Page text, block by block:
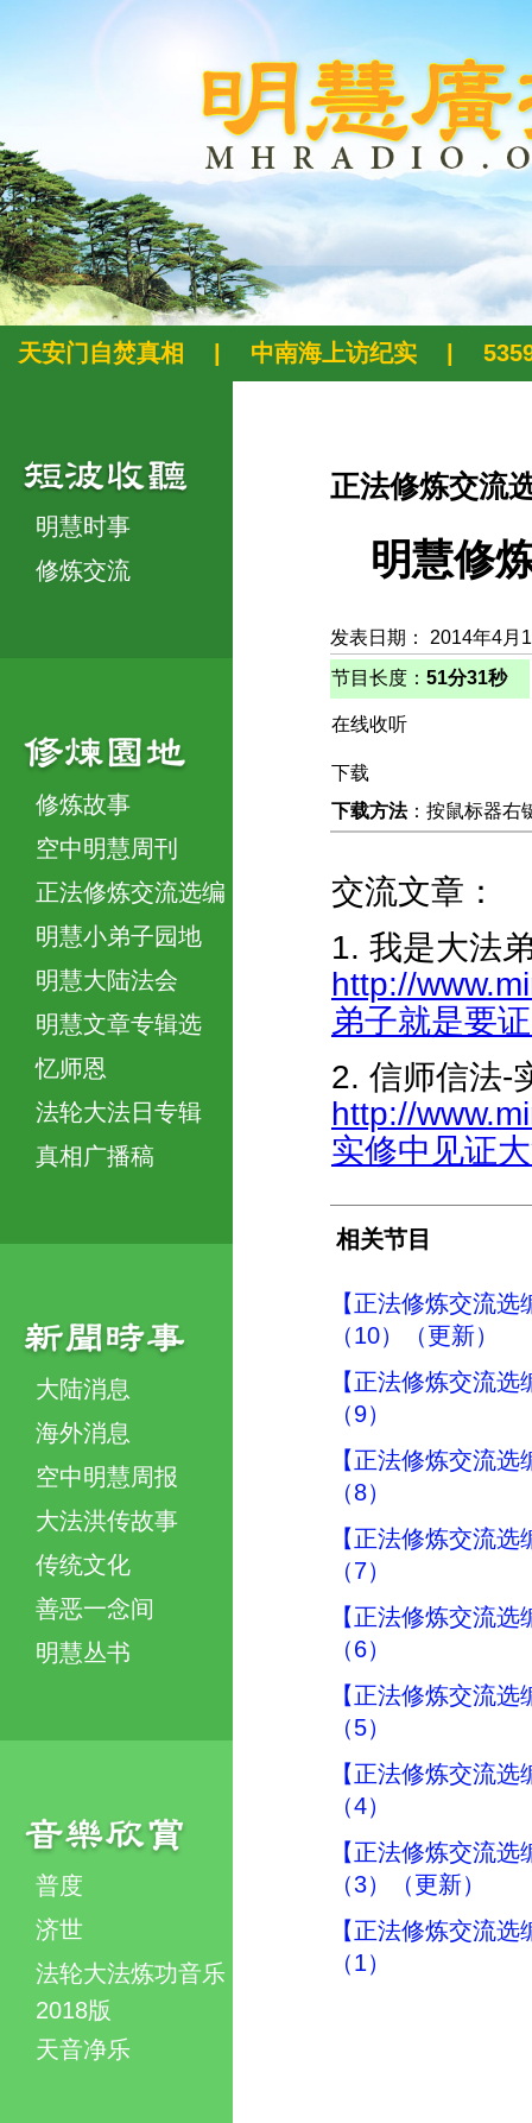
天安门自焚真相 中南海上访纪实
明慧时事
修炼交流
修炼故事
空中明慧周刊
正法修炼交流选编
明慧小弟子园地
明慧大陆法会
明慧文章专辑选
忆师恩
法轮大法日专辑
真相广播稿
大陆消息
海外消息
空中明慧周报
大法洪传故事
传统文化
善恶一念间
明慧丛书
普度
济世
法轮大法炼功音乐
2018版
天音净乐
正法修炼交流
明慧修
发表日期： 2014年4月
节目长度： 51分31秒
在线收听
下载
下载方法：按鼠标器右
交流文章：
1. 我是大法
http://
弟子就是要
2. 信师信法-
http://
实修中见证
相关节目
【正法修炼交流
（10）（更新）
【正法修炼交流
（9）
【正法修炼交流
（8）
【正法修炼交流
（7）
【正法修炼交流
（6）
【正法修炼交流
（5）
【正法修炼交流
（4）
【正法修炼交流
（3）（更新）
【正法修炼交流
（1）